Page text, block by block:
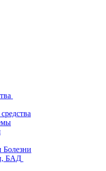
Болезни
БАД